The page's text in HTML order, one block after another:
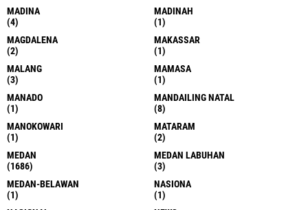
MADINA
(4)
MADINAH
(1)
MAGDALENA
(2)
MAKASSAR
(1)
MALANG
(3)
MAMASA
(1)
MANADO
(1)
MANDAILING NATAL
(8)
MANOKOWARI
(1)
MATARAM
(2)
MEDAN
(1686)
MEDAN LABUHAN
(3)
MEDAN-BELAWAN
(1)
NASIONA
(1)